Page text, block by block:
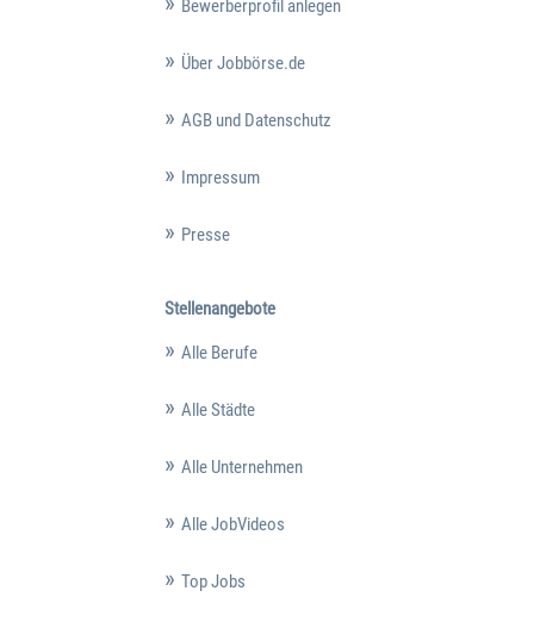
Bewerberprofil anlegen
Über Jobbörse.de
AGB und Datenschutz
Impressum
Presse
Stellenangebote
Alle Berufe
Alle Städte
Alle Unternehmen
Alle JobVideos
Top Jobs